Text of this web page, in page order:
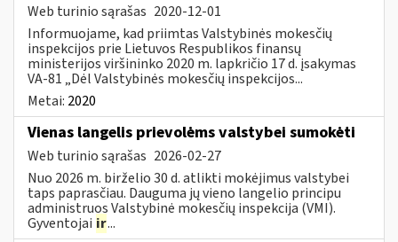
Web turinio sąrašas 2020-12-01
Informuojame, kad priimtas Valstybinės mokesčių
inspekcijos prie Lietuvos Respublikos finansų
ministerijos viršininko 2020 m. lapkričio 17 d. įsakymas
VA-81 „Dėl Valstybinės mokesčių inspekcijos...
Metai: 2020
Vienas langelis prievolėms valstybei sumokėti
Web turinio sąrašas 2026-02-27
Nuo 2026 m. birželio 30 d. atlikti mokėjimus valstybei
taps paprasčiau. Dauguma jų vieno langelio principu
administruos Valstybinė mokesčių inspekcija (VMI).
Gyventojai ir...